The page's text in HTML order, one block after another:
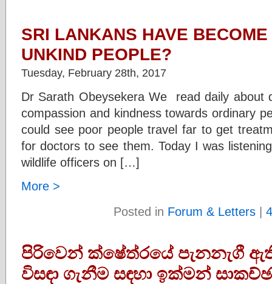
SRI LANKANS HAVE
UNKIND PEOPLE?
Tuesday, February 28th, 2017
Dr Sarath Obeysekera We read daily about
compassion and kindness towards ordinary
could see poor people travel far to get
for doctors to see them. Today I was
wildlife officers on […]
More >
Posted in Forum & Letters|
පිරිවෙන් ක්ෂේත්රයේ පැනනැගී
විසඳා ගැනීම සඳහා ඉක්මන්